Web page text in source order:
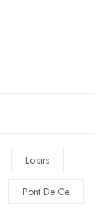
Loisirs
Pont De Ce